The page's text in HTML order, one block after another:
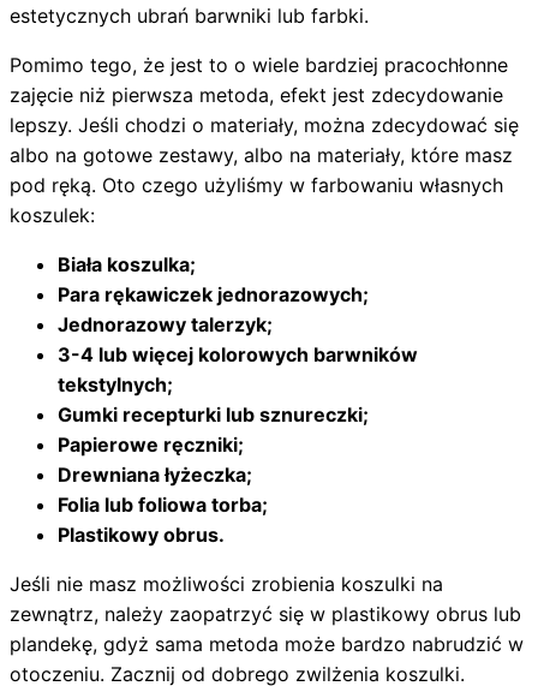
estetycznych ubrań barwniki lub farbki.
Pomimo tego, że jest to o wiele bardziej pracochłonne
zajęcie niż pierwsza metoda, efekt jest zdecydowanie
lepszy. Jeśli chodzi o materiały, można zdecydować się
albo na gotowe zestawy, albo na materiały, które masz
pod ręką. Oto czego użyliśmy w farbowaniu własnych
koszulek:
Biała koszulka;
Para rękawiczek jednorazowych;
Jednorazowy talerzyk;
3-4 lub więcej kolorowych barwników
tekstylnych;
Gumki recepturki lub sznureczki;
Papierowe ręczniki;
Drewniana łyżeczka;
Folia lub foliowa torba;
Plastikowy obrus.
Jeśli nie masz możliwości zrobienia koszulki na
zewnątrz, należy zaopatrzyć się w plastikowy obrus lub
plandekę, gdyż sama metoda może bardzo nabrudzić w
otoczeniu. Zacznij od dobrego zwilżenia koszulki.